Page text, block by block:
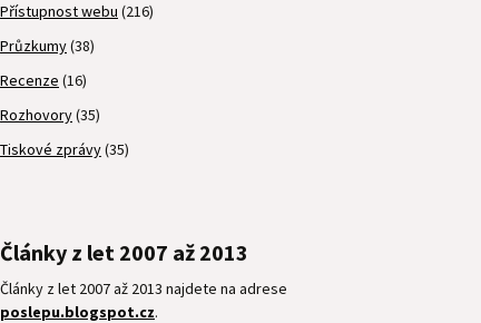
Přístupnost webu (216)
Průzkumy(38)
Recenze (16)
Rozhovory(35)
Tiskové zprávy(35)
Články z let 2007 až 2013
Články z let 2007 až 2013 najdete na adrese
poslepu.blogspot.cz.